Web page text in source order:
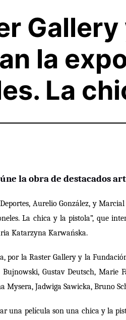
la
La
la obra de destacados
Aurelio González, y
La chica y la pistola”, que
Katarzyna Karwańska.
por la Raster Gallery y la
Gustav Deutsch, Marie
Mysera, Jadwiga Sawicka, Bruno
una película son una chica y la